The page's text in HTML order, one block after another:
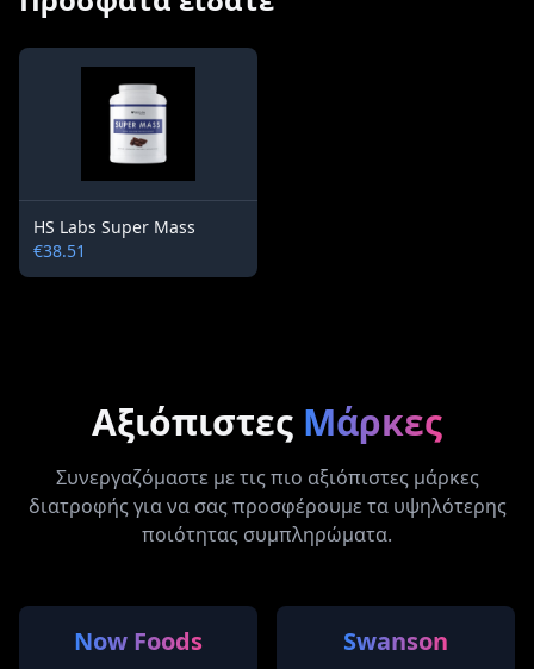
HS Labs Super Mass
€38.51
Αξιόπιστες Μάρκες
Συνεργαζόμαστε με τις πιο αξιόπιστες μάρκες
διατροφής για να σας προσφέρουμε τα υψηλότερης
ποιότητας συμπληρώματα.
Now Foods Swanson